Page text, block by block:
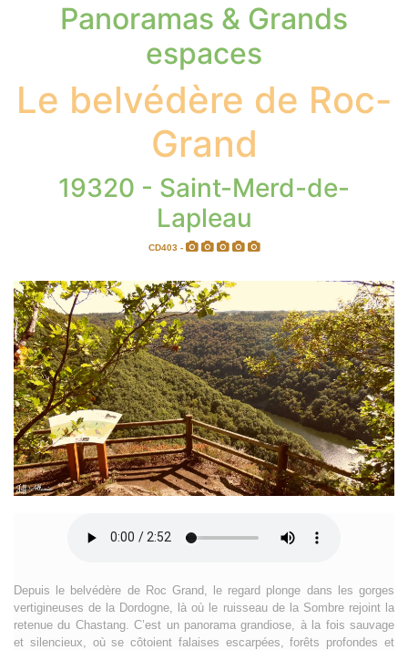
Panoramas & Grands
espaces
Le belvédère de Roc-
Grand
19320 - Saint-Merd-de-
Lapleau
CD403 -
Depuis le belvédère de Roc Grand, le regard plonge dans les gorges
vertigineuses de la Dordogne, là où le ruisseau de la Sombre rejoint la
retenue du Chastang. C’est un panorama grandiose, à la fois sauvage
et silencieux, où se côtoient falaises escarpées, forêts profondes et